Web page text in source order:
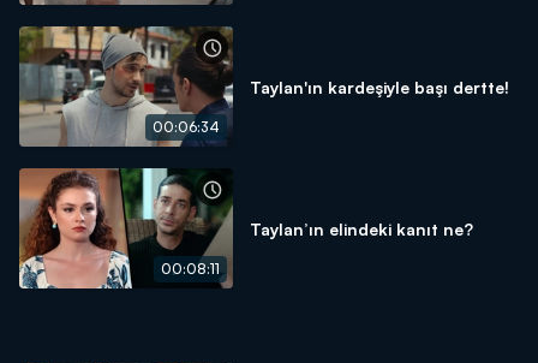
00:06:34
Taylan'ın kardeşiyle başı dertte!
00:08:11
Taylan’ın elindeki kanıt ne?